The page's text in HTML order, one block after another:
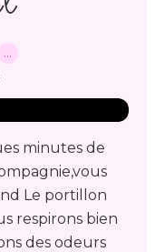
…
minutes de
Le portillon
respirons bien
des odeurs